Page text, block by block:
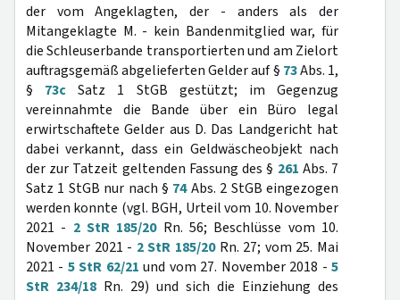
der vom Angeklagten, der - anders als der
Mitangeklagte M. - kein Bandenmitglied war, für
die Schleuserbande transportierten und am Zielort
auftragsgemäß abgelieferten Gelder auf § 73Abs. 1,
§ 73c Satz 1 StGB gestützt; im Gegenzug
vereinnahmte die Bande über ein Büro legal
erwirtschaftete Gelder aus D. Das Landgericht hat
dabei verkannt, dass ein Geldwäscheobjekt nach
der zur Tatzeit geltenden Fassung des § 261 Abs. 7
Satz 1 StGB nur nach § 74Abs. 2 StGB eingezogen
werden konnte (vgl. BGH, Urteil vom 10. November
2021 - 2 StR 185/20Rn. 56; Beschlüsse vom 10.
November 2021 - 2 StR 185/20Rn. 27; vom 25. Mai
2021 - 5 StR 62/21 und vom 27. November 2018 -5
StR 234/18 Rn. 29) und sich die Einziehung des